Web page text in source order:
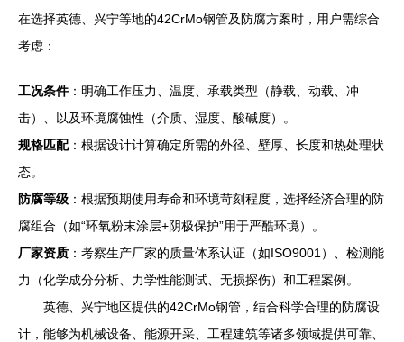
在选择英德、兴宁等地的42CrMo钢管及防腐方案时，用户需综合
考虑：
工况条件：明确工作压力、温度、承载类型（静载、动载、冲
击）、以及环境腐蚀性（介质、湿度、酸碱度）。
规格匹配：根据设计计算确定所需的外径、壁厚、长度和热处理状
态。
防腐等级 ：根据预期使用寿命和环境苛刻程度，选择经济合理的防
腐组合（如“环氧粉末涂层+阴极保护”用于严酷环境）。
厂家资质 ：考察生产厂家的质量体系认证（如ISO9001）、检测能
力（化学成分分析、力学性能测试、无损探伤）和工程案例。
英德、兴宁地区提供的42CrMo钢管，结合科学合理的防腐设
计，能够为机械设备、能源开采、工程建筑等诸多领域提供可靠、